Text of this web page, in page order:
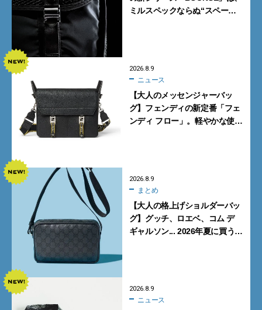
ミルスペックならぬ“スペース
2026.8.9
ニュース
【大人のメッセンジャーバッ
グ】フェンディの新定番「フェ
ンディ フロー」。軽やかな使い
2026.8.9
まとめ
【大人の格上げショルダーバッ
グ】グッチ、ロエベ、コム デ
ギャルソン... 2026年夏に買うべ
2026.8.9
ニュース